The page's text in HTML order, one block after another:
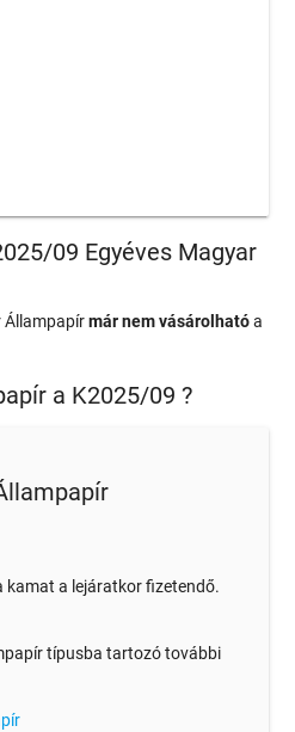
09 Egyéves Magyar
Állampapírmár nem vásárolhatóa
a K2025/09 ?
kamat a lejáratkor fizetendő.
típusba tartozó további